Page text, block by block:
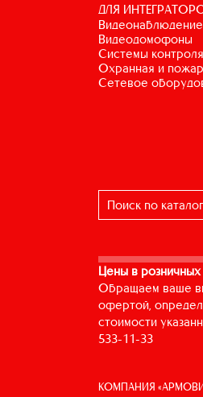
ДЛЯ
видеонаблюдение
видеодомофоны
системы
охранная и
сетевое
Цены в розничных
Обращаем ваше
офертой,
стоимости
533-11-33
КОМПАНИЯ